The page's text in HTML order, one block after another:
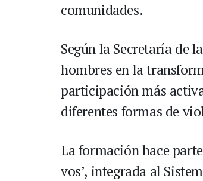
comunidades.
Según la Secretaría de
hombres en la
participación más
diferentes formas de
La formación hace
vos’, integrada al